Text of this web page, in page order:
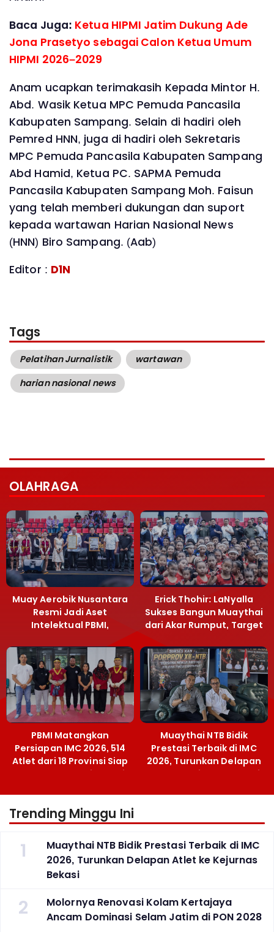
Baca Juga: Ketua HIPMI Jatim Dukung Ade
Jona Prasetyo sebagai Calon Ketua Umum
HIPMI 2026–2029
Anam ucapkan terimakasih Kepada Mintor H.
Abd. Wasik Ketua MPC Pemuda Pancasila
Kabupaten Sampang. Selain di hadiri oleh
Pemred HNN, juga di hadiri oleh Sekretaris
MPC Pemuda Pancasila Kabupaten Sampang
Abd Hamid, Ketua PC. SAPMA Pemuda
Pancasila Kabupaten Sampang Moh. Faisun
yang telah memberi dukungan dan suport
kepada wartawan Harian Nasional News
(HNN) Biro Sampang. (Aab)
Editor : D1N
Tags
Pelatihan Jurnalistik
wartawan
harian nasional news
OLAHRAGA
Muay Aerobik Nusantara
Resmi Jadi Aset
Intelektual PBMI,
Terobosan Bangun
Grassroots
Erick Thohir: LaNyalla
Sukses Bangun Muaythai
dari Akar Rumput, Target
PBMI Matangkan
Persiapan IMC 2026, 514
Atlet dari 18 Provinsi Siap
Berlaga Besok di Bekasi
Muaythai NTB Bidik
Prestasi Terbaik di IMC
2026, Turunkan Delapan
Atlet ke Kejurnas Bekasi
Trending Minggu Ini
1
Muaythai NTB Bidik Prestasi Terbaik di IMC
2026, Turunkan Delapan Atlet ke Kejurnas
Bekasi
2
Molornya Renovasi Kolam Kertajaya
Ancam Dominasi Selam Jatim di PON 2028